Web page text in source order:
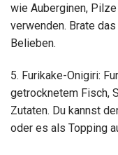
wie Auberginen,
verwenden. Brate
Belieben.
5. Furikake-Onigiri:
getrocknetem Fisch,
Zutaten. Du kannst
oder es als Topping